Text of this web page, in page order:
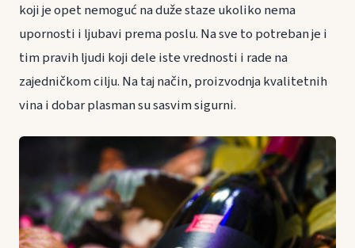
koji je opet nemoguć na duže staze ukoliko nema
upornosti i ljubavi prema poslu. Na sve to potreban je i
tim pravih ljudi koji dele iste vrednosti i rade na
zajedničkom cilju. Na taj način, proizvodnja kvalitetnih
vina i dobar plasman su sasvim sigurni.